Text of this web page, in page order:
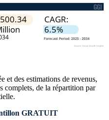
et des estimations de revenus,
complets, de la répartition par
.
GRATUIT